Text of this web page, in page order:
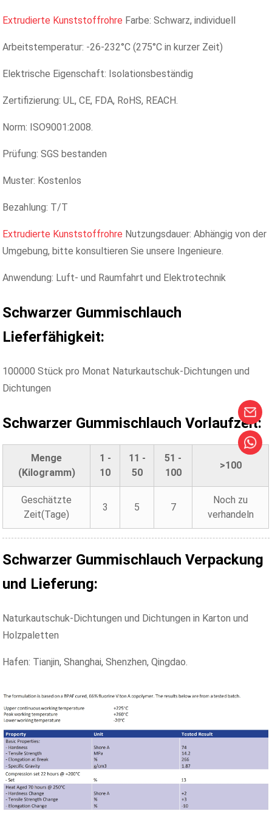
Extrudierte Kunststoffrohre Farbe: Schwarz, individuell
Arbeitstemperatur: -26-232°C (275°C in kurzer Zeit)
Elektrische Eigenschaft: Isolationsbeständig
Zertifizierung: UL, CE, FDA, RoHS, REACH.
Norm: ISO9001:2008.
Prüfung: SGS bestanden
Muster: Kostenlos
Bezahlung: T/T
Extrudierte Kunststoffrohre Nutzungsdauer: Abhängig von der
Umgebung, bitte konsultieren Sie unsere Ingenieure.
Anwendung: Luft- und Raumfahrt und Elektrotechnik
Schwarzer Gummischlauch
Lieferfähigkeit:
100000 Stück pro Monat Naturkautschuk-Dichtungen und
Dichtungen
Schwarzer GummischlauchVorlaufzeit:
Menge
(Kilogramm)
1 -
10
11 -
50
51 -
100
>100
Geschätzte
Zeit(Tage)
3 5 7
Noch zu
verhandeln
Schwarzer GummischlauchVerpackung
und Lieferung:
Naturkautschuk-Dichtungen und Dichtungen in Karton und
Holzpaletten
Hafen: Tianjin, Shanghai, Shenzhen, Qingdao.